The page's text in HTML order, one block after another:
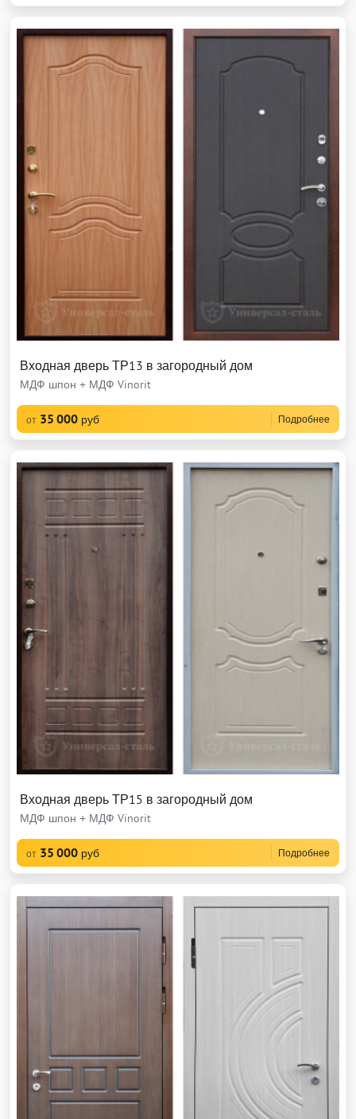
Входная дверь ТР13 в загородный дом
МДФ шпон + МДФ Vinorit
от 35 000 руб Подробнее
Входная дверь ТР15 в загородный дом
МДФ шпон + МДФ Vinorit
от 35 000 руб Подробнее